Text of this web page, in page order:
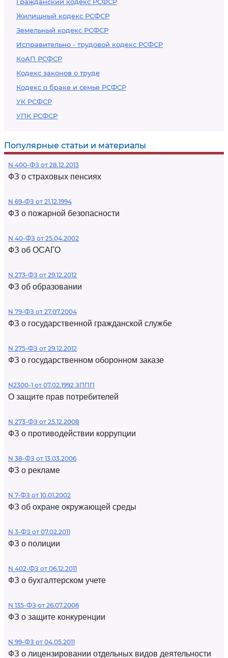
Жилищный кодекс РСФСР
Земельный кодекс РСФСР
Исправительно - трудовой кодекс РСФСР
КоАП РСФСР
Кодекс законов о труде
Кодекс о браке и семье РСФСР
УК РСФСР
УПК РСФСР
Популярные статьи и материалы
N 400-ФЗ от 28.12.2013
ФЗ о страховых пенсиях
N 69-ФЗ от 21.12.1994
ФЗ о пожарной безопасности
N 40-ФЗ от 25.04.2002
ФЗ об ОСАГО
N 273-ФЗ от 29.12.2012
ФЗ об образовании
N 79-ФЗ от 27.07.2004
ФЗ о государственной гражданской службе
N 275-ФЗ от 29.12.2012
ФЗ о государственном оборонном заказе
N2300-1 от 07.02.1992 ЗППП
О защите прав потребителей
N 273-ФЗ от 25.12.2008
ФЗ о противодействии коррупции
N 38-ФЗ от 13.03.2006
ФЗ о рекламе
N 7-ФЗ от 10.01.2002
ФЗ об охране окружающей среды
N 3-ФЗ от 07.02.2011
ФЗ о полиции
N 402-ФЗ от 06.12.2011
ФЗ о бухгалтерском учете
N 135-ФЗ от 26.07.2006
ФЗ о защите конкуренции
N 99-ФЗ от 04.05.2011
ФЗ о лицензировании отдельных видов деятельности